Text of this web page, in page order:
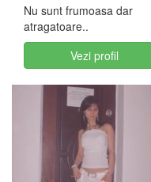
Nu sunt frumoasa dar
atragatoare..
Vezi profil